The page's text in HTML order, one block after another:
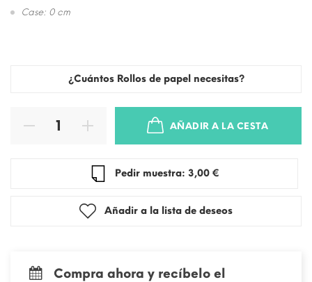
Case: 0 cm
¿Cuántos Rollos de papel necesitas?
AÑADIR A LA CESTA
Pedir muestra: 3,00 €
Añadir a la lista de deseos
Compra ahora y recíbelo el